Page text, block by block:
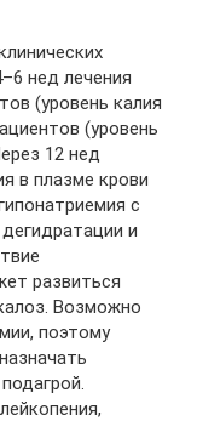
нед лечения
(уровень калия
(уровень
12 нед
в плазме крови
с
и
развиться
Возможно
поэтому